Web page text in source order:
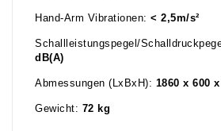
Hand-Arm Vibrationen: < 2,5m/s²
Schallleistungspegel/
dB(A)
Abmessungen (LxBxH): 1860 x 600 x
Gewicht: 72 kg